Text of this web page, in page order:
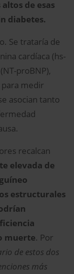
de esas
diabetes.
Se trataría de
cardíaca (hs-
proBNP),
medir
asocian tanto
recalcan
elevada de
estructurales
muerte. Por
de estos dos
más